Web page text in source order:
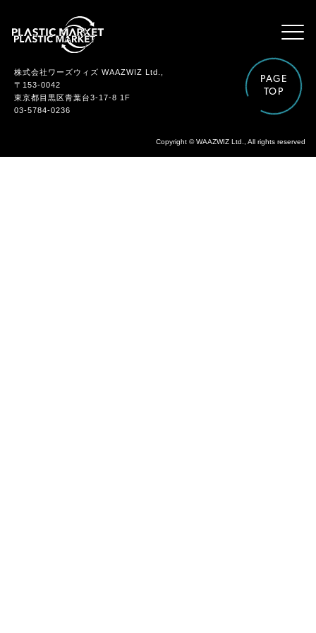
株式会社ワーズウィズ WAAZWIZ Ltd.,
〒153-0042
東京都目黒区青葉台3-17-8 1F
03-5784-0236
PAGE
TOP
Copyright © WAAZWIZ Ltd., All rights reserved